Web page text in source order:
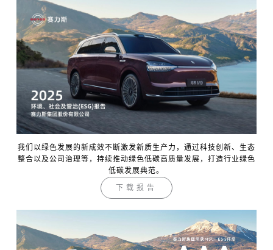
我们以绿色发展的新成效不断激发新质生产力，通过科技创新、生态
整合以及公司治理等，持续推动绿色低碳高质量发展，打造行业绿色
低碳发展典范。
下载报告